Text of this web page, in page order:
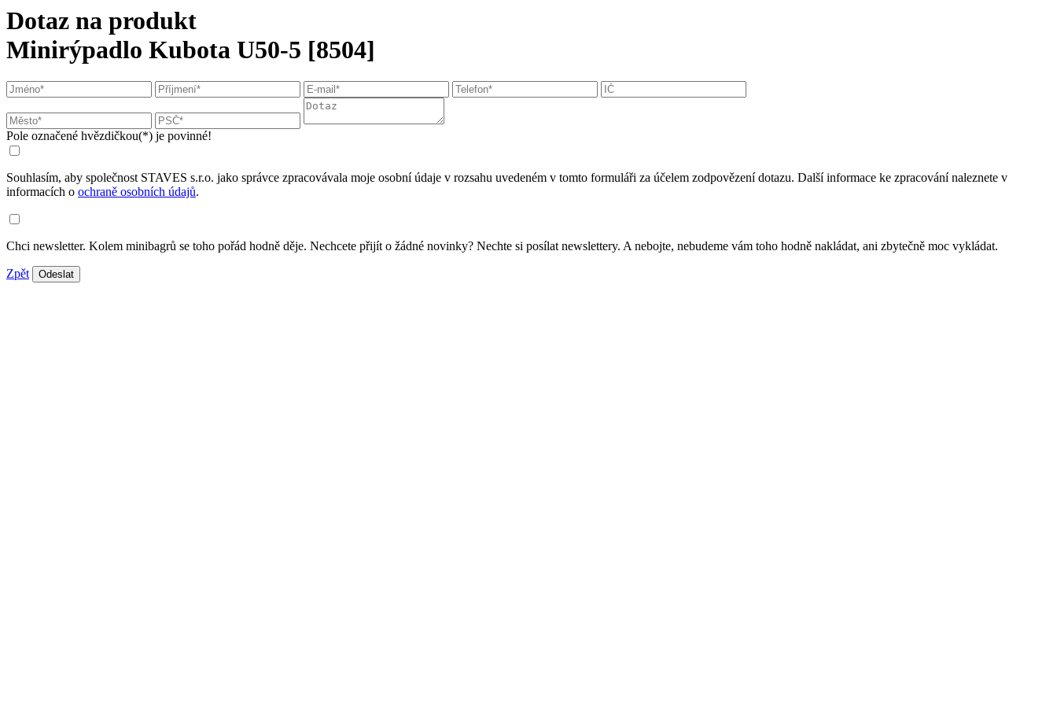
Dotaz na produkt
Minirýpadlo Kubota U50-5 [8504]
Pole označené hvězdičkou(*) je povinné!
Souhlasím, aby společnost STAVES s.r.o. jako správce zpracovávala moje osobní údaje v rozsahu uvedeném v tomto formuláři za účelem zodpovězení dotazu. Další informace ke zpracování naleznete v
informacích o ochraně osobních údajů.
Chci newsletter. Kolem minibagrů se toho pořád hodně děje. Nechcete přijít o žádné novinky? Nechte si posílat newslettery. A nebojte, nebudeme vám toho hodně nakládat, ani zbytečně moc vykládat.
Zpět Odeslat